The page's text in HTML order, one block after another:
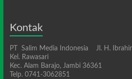
Kontak
PT Salim Media Indonesia Jl. H.
Kel. Rawasari
Kec. Alam Barajo, Jambi 36361
Telp. 0741-3062851